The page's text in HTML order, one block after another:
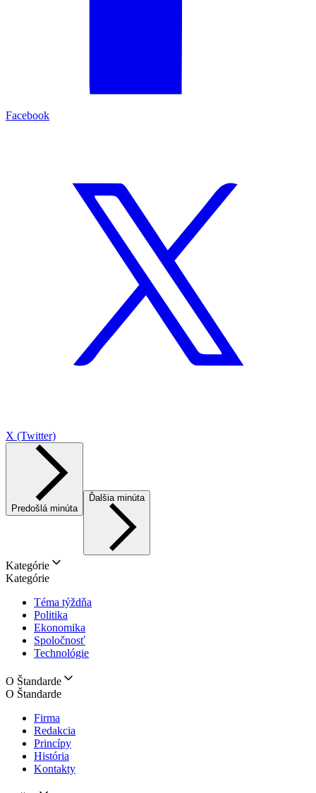
Facebook
X (Twitter)
Predošlá minúta
Ďalšia minúta
Kategórie
Kategórie
Téma týždňa
Politika
Ekonomika
Spoločnosť
Technológie
O Štandarde
O Štandarde
Firma
Redakcia
Princípy
História
Kontakty